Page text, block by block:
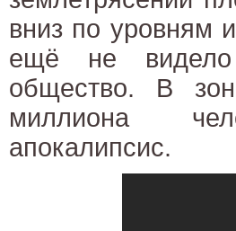
вниз по уровням
ещё не видело
общество. В
миллиона
апокалипсис.